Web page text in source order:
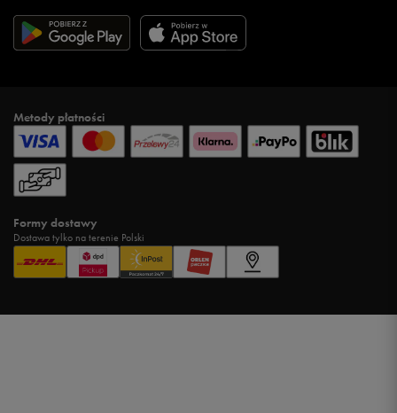
Metody płatności
Formy dostawy
Dostawa tylko na terenie Polski